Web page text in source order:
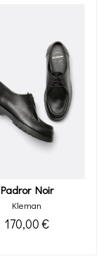
Padror Noir
Kleman
170,00 €